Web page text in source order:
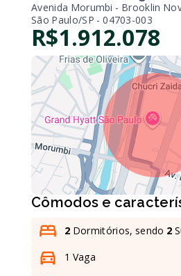
Avenida Morumbi - Brooklin
São Paulo/SP - 04703-003
R$1.912.078
Cômodos e
2 Dormitórios, sendo 2
1 Vaga